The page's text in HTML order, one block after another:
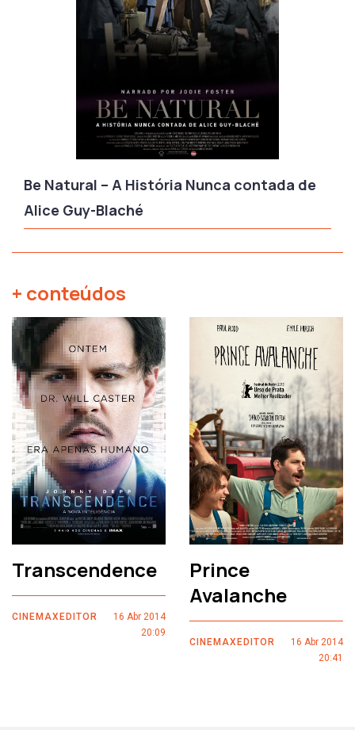
Be Natural – A História Nunca contada de
Alice Guy-Blaché
+ conteúdos
Transcendence
CINEMAXEDITOR
16 Abr 2014
20:09
Prince
Avalanche
CINEMAXEDITOR
16 Abr 2014
20:41